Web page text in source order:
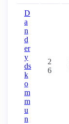
D
a
n
d
er
y
ds
k
o
m
m
u
n
2
6